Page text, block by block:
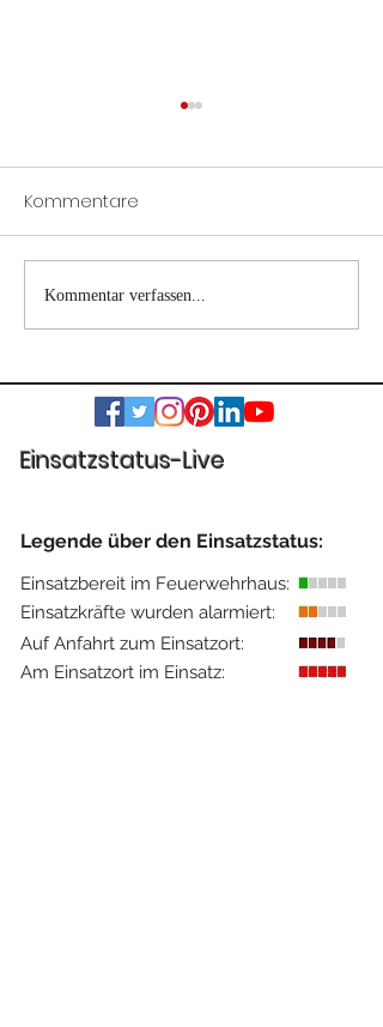
Wohnhausbrand
Nestelbach bei Graz
Kommentare
Kommentar verfassen...
Einsatzstatus-Live
Legende über den Einsatzstatus:
Einsatzbereit im Feuerwehrhaus:
Einsatzkräfte wurden alarmiert:
Auf Anfahrt zum Einsatzort:
Am Einsatzort im Einsatz: